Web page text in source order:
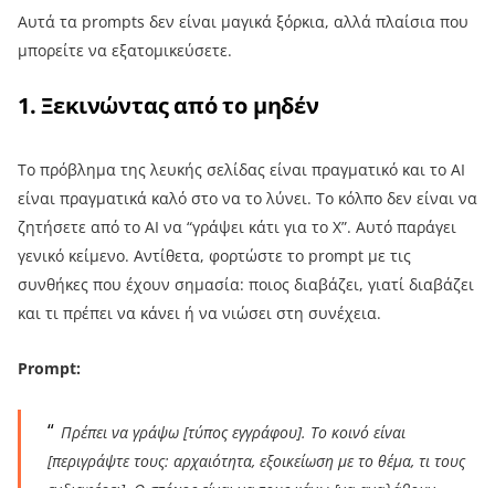
Αυτά τα prompts δεν είναι μαγικά ξόρκια, αλλά πλαίσια που
μπορείτε να εξατομικεύσετε.
1. Ξεκινώντας από το μηδέν
Το πρόβλημα της λευκής σελίδας είναι πραγματικό και το AI
είναι πραγματικά καλό στο να το λύνει. Το κόλπο δεν είναι να
ζητήσετε από το AI να “γράψει κάτι για το Χ”. Αυτό παράγει
γενικό κείμενο. Αντίθετα, φορτώστε το prompt με τις
συνθήκες που έχουν σημασία: ποιος διαβάζει, γιατί διαβάζει
και τι πρέπει να κάνει ή να νιώσει στη συνέχεια.
Prompt:
Πρέπει να γράψω [τύπος εγγράφου]. Το κοινό είναι
[περιγράψτε τους: αρχαιότητα, εξοικείωση με το θέμα, τι τους